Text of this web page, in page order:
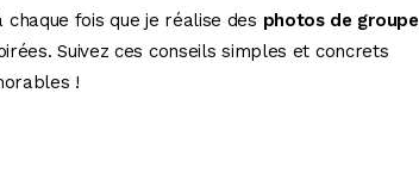
fois que je réalise des photos de groupe
Suivez ces conseils simples et concrets
!